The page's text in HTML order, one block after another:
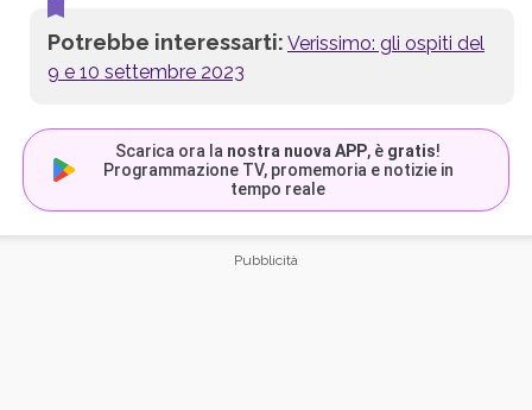
Potrebbe interessarti: Verissimo: gli ospiti del
9 e 10 settembre 2023
Scarica ora la nostra nuova APP, è gratis!
Programmazione TV, promemoria e notizie in
tempo reale